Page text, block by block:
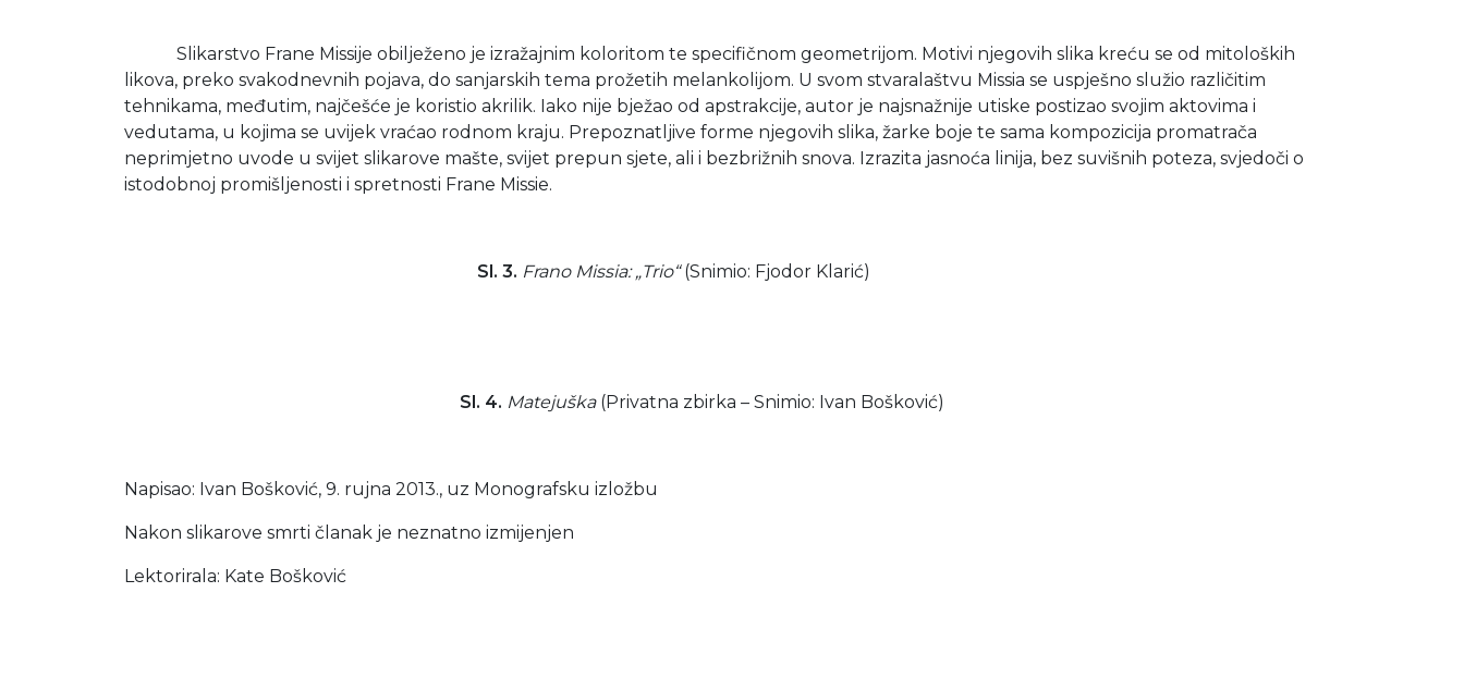
Slikarstvo Frane Missije obilježeno je izražajnim koloritom te specifičnom geometrijom. Motivi njegovih slika kreću se od mitoloških
likova, preko svakodnevnih pojava, do sanjarskih tema prožetih melankolijom. U svom stvaralaštvu Missia se uspješno služio različitim
tehnikama, međutim, najčešće je koristio akrilik. Iako nije bježao od apstrakcije, autor je najsnažnije utiske postizao svojim aktovima i
vedutama, u kojima se uvijek vraćao rodnom kraju. Prepoznatljive forme njegovih slika, žarke boje te sama kompozicija promatrača
neprimjetno uvode u svijet slikarove mašte, svijet prepun sjete, ali i bezbrižnih snova. Izrazita jasnoća linija, bez suvišnih poteza, svjedoči o
istodobnoj promišljenosti i spretnosti Frane Missie.
Sl. 3. Frano Missia: „Trio“(Snimio: Fjodor Klarić)
Sl. 4. Matejuška(Privatna zbirka – Snimio: Ivan Bošković)
Napisao: Ivan Bošković, 9. rujna 2013., uz Monografsku izložbu
Nakon slikarove smrti članak je neznatno izmijenjen
Lektorirala: Kate Bošković